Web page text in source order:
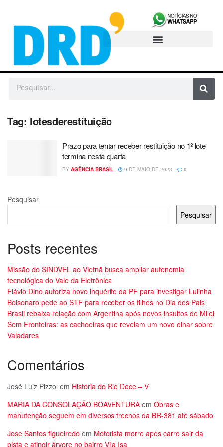
Tag: lotesderestituição
Prazo para tentar receber restituição no 1º lote
termina nesta quarta
BY AGÊNCIA BRASIL 9 DE MAIO DE 2023 0
Pesquisar
Pesquisar
Posts recentes
Missão do SINDVEL ao Vietnã busca ampliar autonomia
tecnológica do Vale da Eletrônica
Flávio Dino autoriza novo inquérito da PF para investigar Lulinha
Bolsonaro pede ao STF para receber os filhos no Dia dos Pais
Brasil rebaixa relação com Argentina após novos insultos de Milei
Sem Fronteiras: as cachoeiras que revelam um novo olhar sobre
Valadares
Comentários
José Luiz Pizzol em História do Rio Doce – V
MARIA DA CONSOLAÇÃO BOAVENTURA em Obras e
manutenção seguem em diversos trechos da BR-381 até sábado
Jose Santos figueiredo em Motorista morre após carro sair da
pista e atingir árvore no bairro Vila Isa